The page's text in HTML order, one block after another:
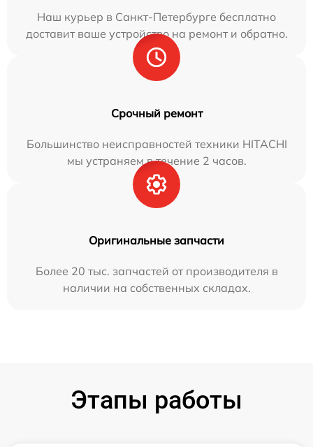
Наш курьер в Санкт-Петербурге бесплатно
доставит ваше устройство на ремонт и обратно.
Срочный ремонт
Большинство неисправностей техники HITACHI
мы устраняем в течение 2 часов.
Оригинальные запчасти
Более 20 тыс. запчастей от производителя в
наличии на собственных складах.
Этапы работы